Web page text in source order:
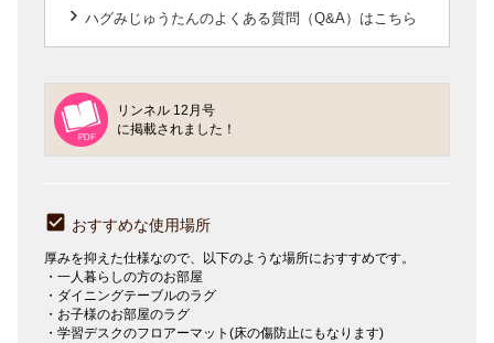
keyboard_arrow_right ハグみじゅうたんのよくある質問（Q&A）はこちら
リンネル 12月号
に掲載されました！
おすすめな使用場所
厚みを抑えた仕様なので、以下のような場所におすすめです。
・一人暮らしの方のお部屋
・ダイニングテーブルのラグ
・お子様のお部屋のラグ
・学習デスクのフロアーマット(床の傷防止にもなります)